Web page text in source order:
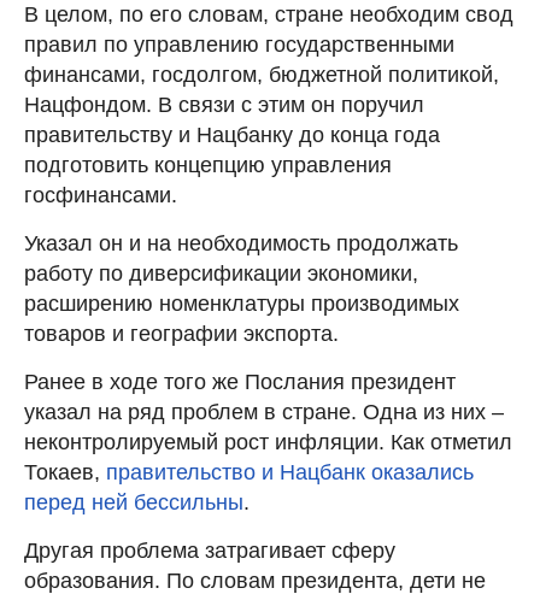
В целом, по его словам, стране необходим свод
правил по управлению государственными
финансами, госдолгом, бюджетной политикой,
Нацфондом. В связи с этим он поручил
правительству и Нацбанку до конца года
подготовить концепцию управления
госфинансами.
Указал он и на необходимость продолжать
работу по диверсификации экономики,
расширению номенклатуры производимых
товаров и географии экспорта.
Ранее в ходе того же Послания президент
указал на ряд проблем в стране. Одна из них –
неконтролируемый рост инфляции. Как отметил
Токаев, правительство и Нацбанк оказались
перед ней бессильны.
Другая проблема затрагивает сферу
образования. По словам президента, дети не